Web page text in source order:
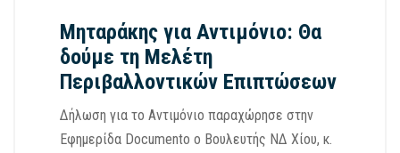
Μηταράκης για Αντιμόνιο: Θα
δούμε τη Μελέτη
Περιβαλλοντικών Επιπτώσεων
Δήλωση για το Αντιμόνιο παραχώρησε στην
Εφημερίδα Documento ο Βουλευτής ΝΔ Χίου, κ.